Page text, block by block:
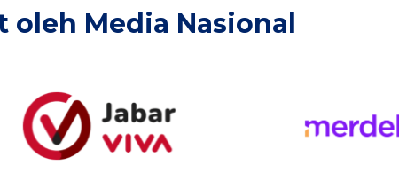
oleh Media Nasional​